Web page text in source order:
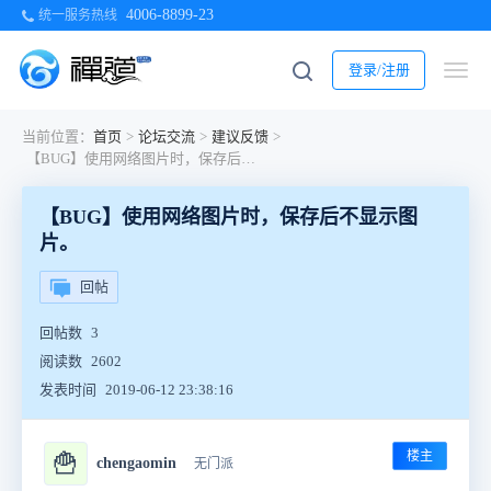
统一服务热线 4006-8899-23
登录/注册
当前位置： 首页 > 论坛交流 > 建议反馈 >
【BUG】使用网络图片时，保存后不显示图片。
【BUG】使用网络图片时，保存后不显示图
片。
回帖
回帖数 3
阅读数 2602
发表时间
2019-06-12 23:38:16
🍟 chengaomin 无门派 楼主